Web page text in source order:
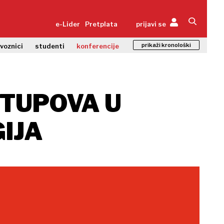
e-Lider Pretplata prijavi se
studenti konferencije prikaži kronološki
U